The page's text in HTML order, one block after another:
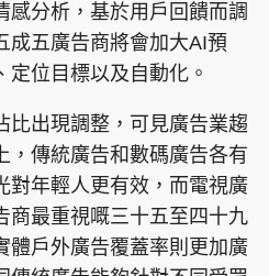
感分析，基於用戶回饋而調
成五廣告商將會加大AI預
位目標以及自動化。
比出現調整，可見廣告業趨
，傳統廣告和數碼廣告各有
對年輕人更有效，而電視廣
商最重視嘅三十五至四十九
體戶外廣告覆蓋率則更加廣